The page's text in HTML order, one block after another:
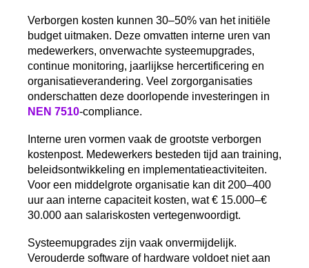
Verborgen kosten kunnen 30–50% van het initiële
budget uitmaken. Deze omvatten interne uren van
medewerkers, onverwachte systeemupgrades,
continue monitoring, jaarlijkse hercertificering en
organisatieverandering. Veel zorgorganisaties
onderschatten deze doorlopende investeringen in
NEN 7510-compliance.
Interne uren vormen vaak de grootste verborgen
kostenpost. Medewerkers besteden tijd aan training,
beleidsontwikkeling en implementatieactiviteiten.
Voor een middelgrote organisatie kan dit 200–400
uur aan interne capaciteit kosten, wat € 15.000–€
30.000 aan salariskosten vertegenwoordigt.
Systeemupgrades zijn vaak onvermijdelijk.
Verouderde software of hardware voldoet niet aan